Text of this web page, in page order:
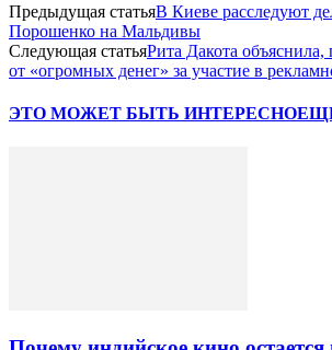
Предыдущая статьяВ Киеве расследуют
Порошенко на Мальдивы
Следующая статьяРита Дакота объяснила,
от «огромных денег» за участие в
ЭТО МОЖЕТ БЫТЬ ИНТЕРЕСНО